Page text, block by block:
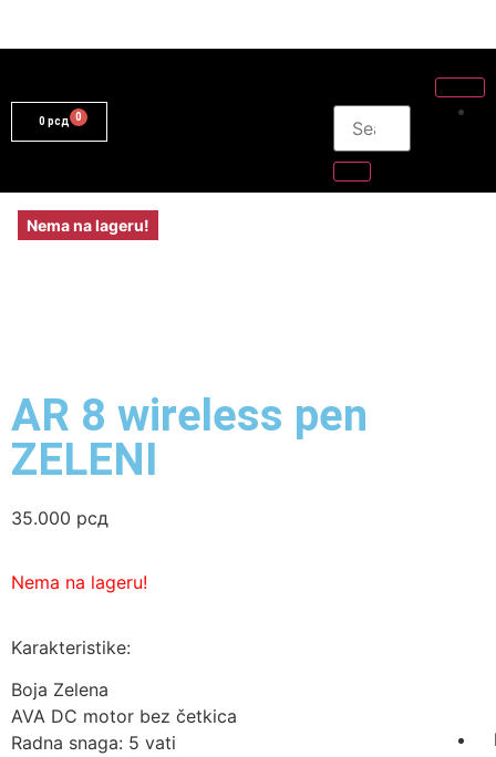
0рсд
Nema na lageru!
AR 8 wireless pen
ZELENI
35.000 рсд
Nema na lageru!
Karakteristike:
Boja Zelena
AVA DC motor bez četkica
Radna snaga: 5 vati